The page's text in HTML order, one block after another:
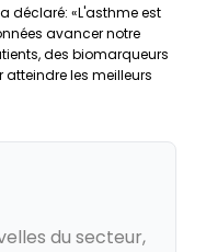
déclaré: «L'asthme est
avancer notre
des biomarqueurs
atteindre les meilleurs
du secteur,